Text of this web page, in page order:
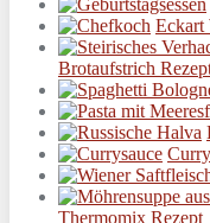
Eckart
Brotaufstrich
Thermomix Rezept